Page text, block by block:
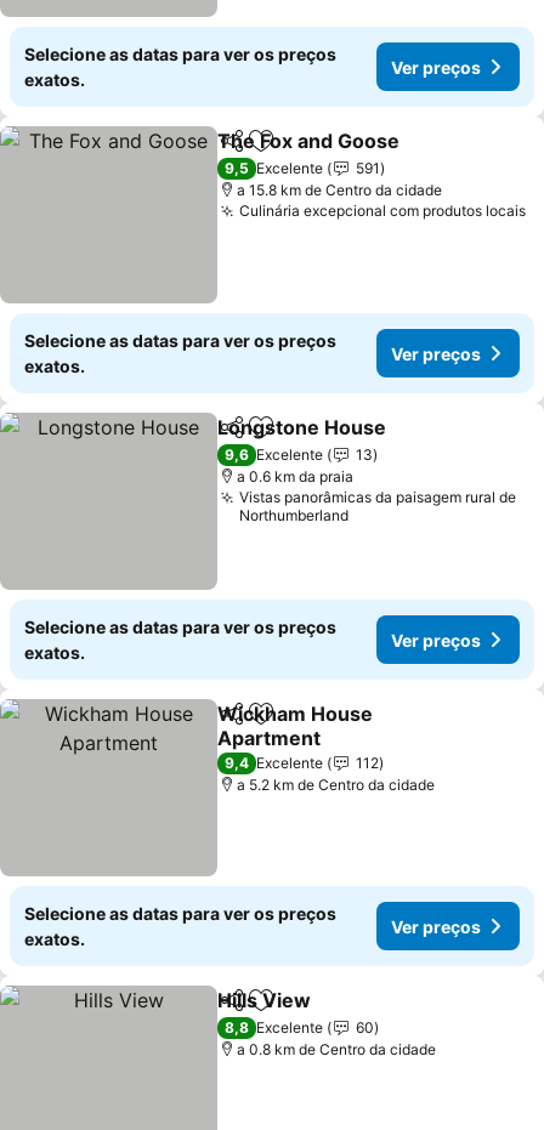
Selecione as datas para ver os preços
exatos.
Ver preços
PartilharAdicionar aos favoritos
The Fox and Goose
9,5 Excelente
591
a 15.8 km de Centro da cidade
Culinária excepcional com produtos locais
Selecione as datas para ver os preços
exatos.
Ver preços
PartilharAdicionar aos favoritos
Longstone House
9,6 Excelente
13
a 0.6 km da praia
Vistas panorâmicas da paisagem rural de
Northumberland
Selecione as datas para ver os preços
exatos.
Ver preços
PartilharAdicionar aos favoritos
Wickham House
Apartment
Ver preços
9,4 Excelente
112
a 5.2 km de Centro da cidade
Selecione as datas para ver os preços
exatos.
Ver preços
PartilharAdicionar aos favoritos
Hills View
8,8 Excelente
60
a 0.8 km de Centro da cidade